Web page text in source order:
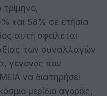
και 58% σε ετήσια
αυτή οφείλεται
των συναλλαγών
γεγονός που
να διατηρήσει
μερίδιο αγοράς,